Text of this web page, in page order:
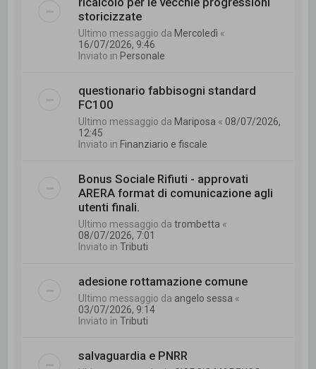
storicizzate
Ultimo messaggio da Mercoledì «
16/07/2026, 9:46
Inviato in Personale
questionario fabbisogni standard
FC100
Ultimo messaggio da Mariposa « 08/07/2026,
12:45
Inviato in Finanziario e fiscale
Bonus Sociale Rifiuti - approvati
ARERA format di comunicazione agli
utenti finali.
Ultimo messaggio datrombetta «
08/07/2026, 7:01
Inviato inTributi
adesione rottamazione comune
Ultimo messaggio da angelo sessa «
03/07/2026, 9:14
Inviato inTributi
salvaguardia e PNRR